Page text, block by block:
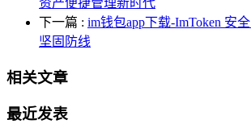
下一篇 : im钱包app下载-ImToken 安
坚固防线
相关文章
最近发表